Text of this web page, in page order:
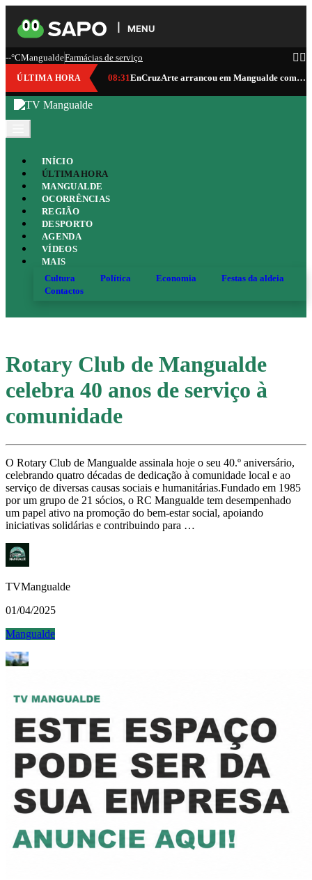
MENU
--°CMangualdeFarmácias de serviço
ÚLTIMA HORA 08:31 EnCruzArte arrancou em Mangualde com vinho, gastronomia, cultura e música
INÍCIO
ÚLTIMA HORA
MANGUALDE
OCORRÊNCIAS
REGIÃO
DESPORTO
AGENDA
VÍDEOS
MAIS
Cultura
Política Economia
Festas da aldeia
Contactos
Rotary Club de Mangualde
celebra 40 anos de serviço à
comunidade
O Rotary Club de Mangualde assinala hoje o seu 40.º aniversário,
celebrando quatro décadas de dedicação à comunidade local e ao
serviço de diversas causas sociais e humanitárias.Fundado em 1985
por um grupo de 21 sócios, o RC Mangualde tem desempenhado
um papel ativo na promoção do bem-estar social, apoiando
iniciativas solidárias e contribuindo para …
TVMangualde
01/04/2025
Mangualde